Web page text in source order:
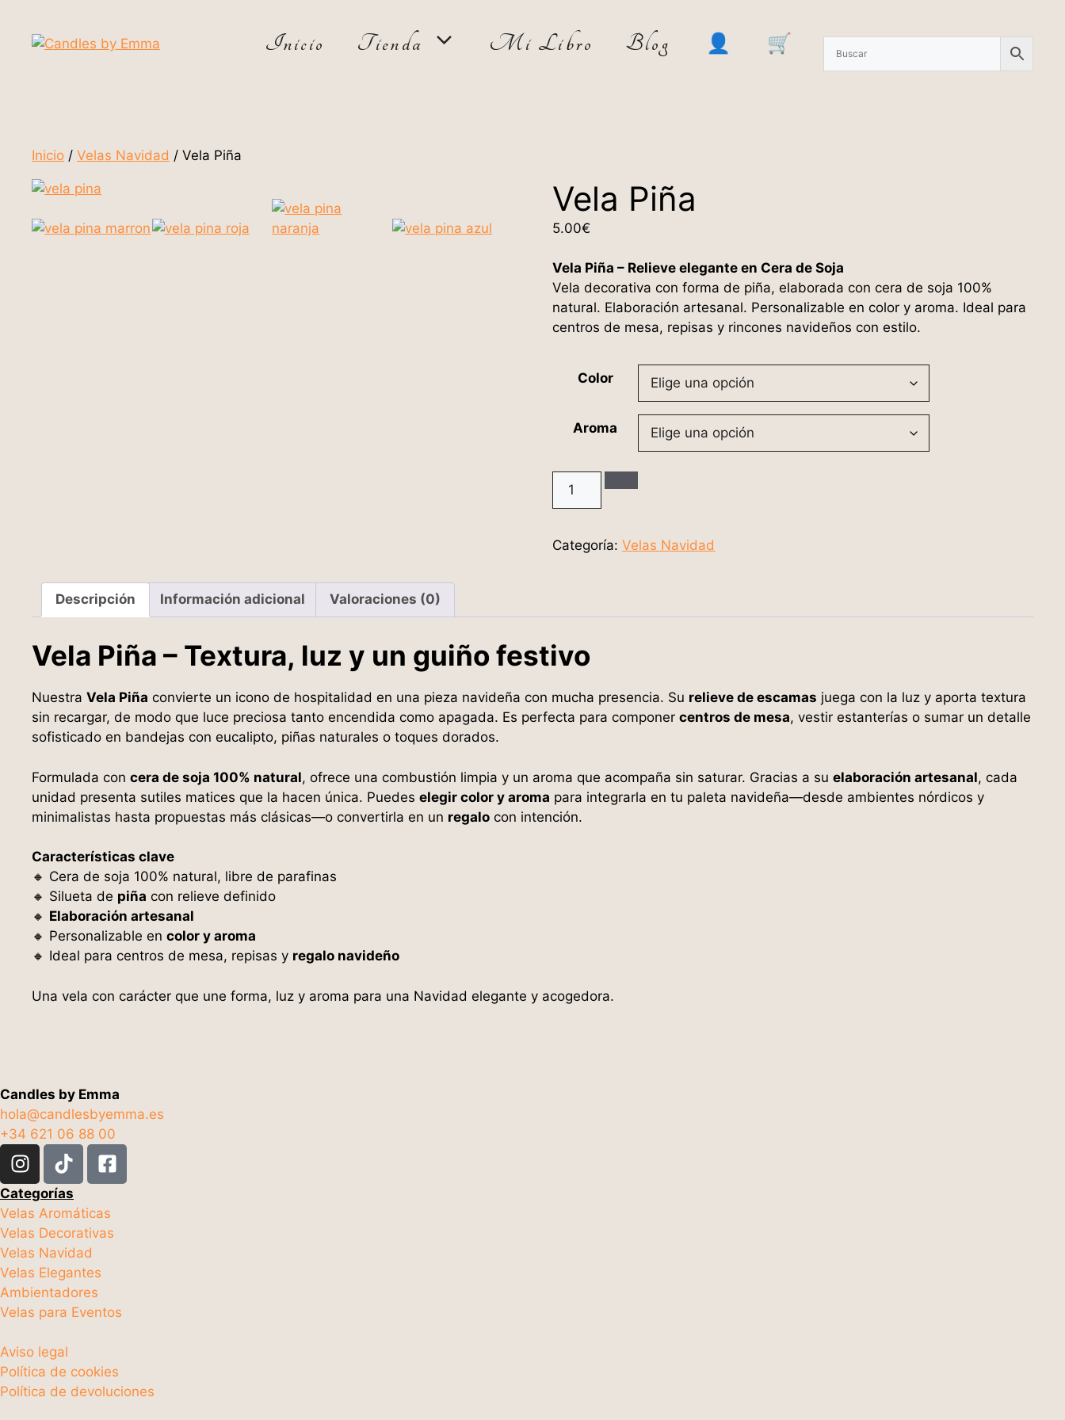
Inicio Tienda Mi Libro Blog
Inicio / Velas Navidad / Vela Piña
Vela Piña
5.00€
Vela Piña – Relieve elegante en Cera de Soja
Vela decorativa con forma de piña, elaborada con cera de soja 100%
natural. Elaboración artesanal. Personalizable en color y aroma. Ideal para
centros de mesa, repisas y rincones navideños con estilo.
Color
Aroma
Categoría:Velas Navidad
Descripción Información adicional Valoraciones (0)
Vela Piña – Textura, luz y un guiño festivo
Nuestra Vela Piña convierte un icono de hospitalidad en una pieza navideña con mucha presencia. Su relieve de escamas juega con la luz y aporta textura
sin recargar, de modo que luce preciosa tanto encendida como apagada. Es perfecta para componer centros de mesa, vestir estanterías o sumar un detalle
sofisticado en bandejas con eucalipto, piñas naturales o toques dorados.
Formulada con cera de soja 100% natural, ofrece una combustión limpia y un aroma que acompaña sin saturar. Gracias a su elaboración artesanal, cada
unidad presenta sutiles matices que la hacen única. Puedes elegir color y aroma para integrarla en tu paleta navideña—desde ambientes nórdicos y
minimalistas hasta propuestas más clásicas—o convertirla en un regalo con intención.
Características clave
🔸 Cera de soja 100% natural, libre de parafinas
🔸 Silueta de piña con relieve definido
🔸 Elaboración artesanal
🔸 Personalizable en color y aroma
🔸 Ideal para centros de mesa, repisas y regalo navideño
Una vela con carácter que une forma, luz y aroma para una Navidad elegante y acogedora.
Candles by Emma
hola@candlesbyemma.es
+34 621 06 88 00
Categorías
Velas Aromáticas
Velas Decorativas
Velas Navidad
Velas Elegantes
Ambientadores
Velas para Eventos
Aviso legal
Política de cookies
Política de devoluciones